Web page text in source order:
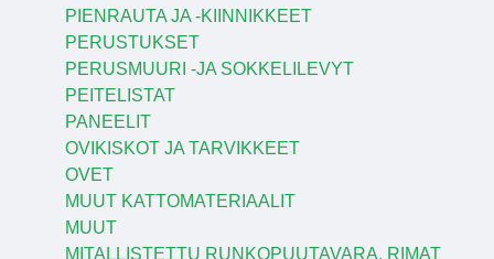
PIENRAUTA JA -KIINNIKKEET
PERUSTUKSET
PERUSMUURI -JA SOKKELILEVYT
PEITELISTAT
PANEELIT
OVIKISKOT JA TARVIKKEET
OVET
MUUT KATTOMATERIAALIT
MUUT
MITALLISTETTU RUNKOPUUTAVARA, RIMAT